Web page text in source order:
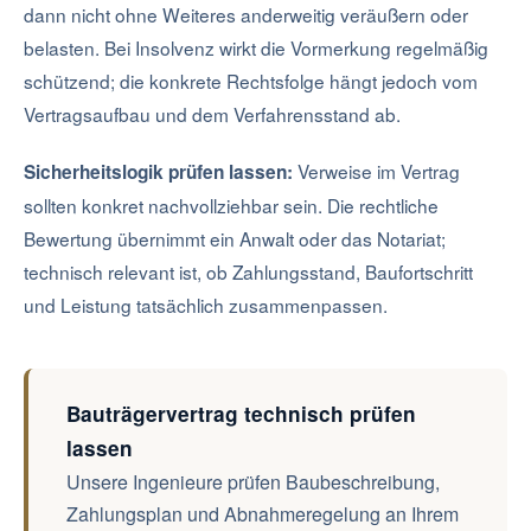
dann nicht ohne Weiteres anderweitig veräußern oder
belasten. Bei Insolvenz wirkt die Vormerkung regelmäßig
schützend; die konkrete Rechtsfolge hängt jedoch vom
Vertragsaufbau und dem Verfahrensstand ab.
Sicherheitslogik prüfen lassen: Verweise im Vertrag
sollten konkret nachvollziehbar sein. Die rechtliche
Bewertung übernimmt ein Anwalt oder das Notariat;
technisch relevant ist, ob Zahlungsstand, Baufortschritt
und Leistung tatsächlich zusammenpassen.
Bauträgervertrag technisch prüfen
lassen
Unsere Ingenieure prüfen Baubeschreibung,
Zahlungsplan und Abnahmeregelung an Ihrem